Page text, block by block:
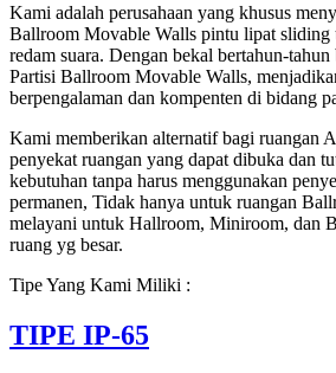
Kami adalah perusahaan yang khusus
Ballroom Movable Walls pintu lipat sliding
redam suara. Dengan bekal bertahun-
Partisi Ballroom Movable Walls,
berpengalaman dan kompenten di bidang
Kami memberikan alternatif bagi ruangan
penyekat ruangan yang dapat dibuka dan
kebutuhan tanpa harus menggunakan
permanen, Tidak hanya untuk ruangan
melayani untuk Hallroom, Miniroom, dan
ruang yg besar.
Tipe Yang Kami Miliki :
TIPE IP-65